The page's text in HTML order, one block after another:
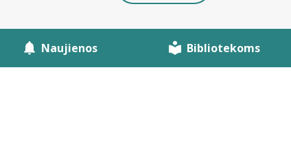
Naujienos Bibliotekoms